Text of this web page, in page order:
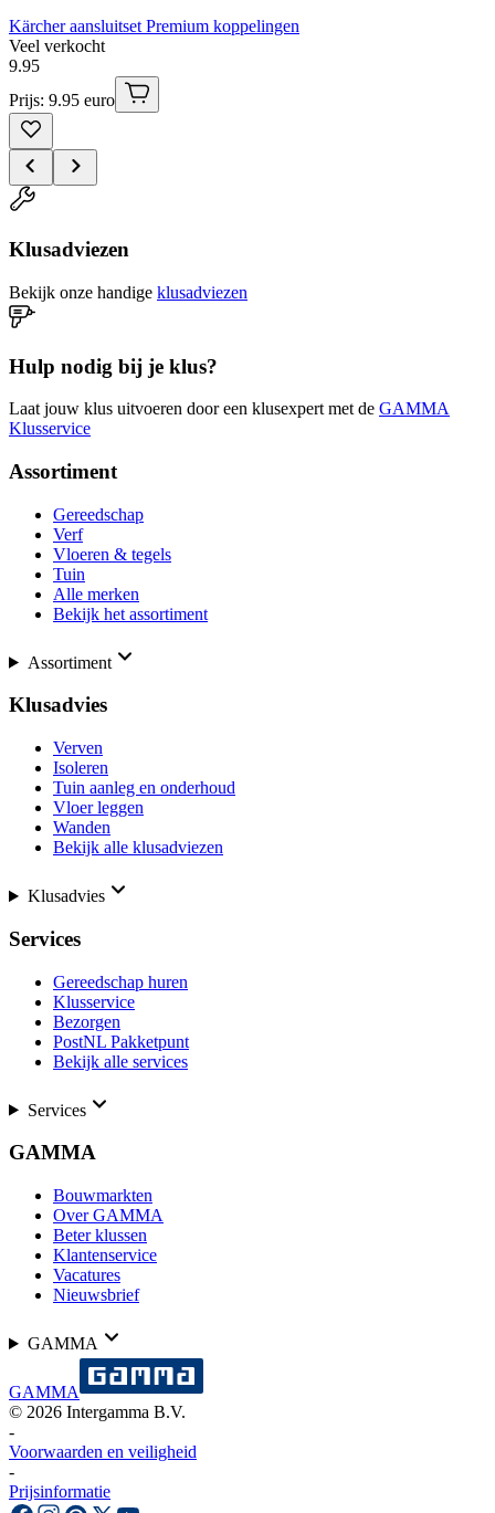
Kärcher aansluitset Premium koppelingen
Veel verkocht
9.95
Prijs: 9.95 euro
Klusadviezen
Bekijk onze handige klusadviezen
Hulp nodig bij je klus?
Laat jouw klus uitvoeren door een klusexpert met de GAMMA
Klusservice
Assortiment
Gereedschap
Verf
Vloeren & tegels
Tuin
Alle merken
Bekijk het assortiment
Assortiment
Klusadvies
Verven
Isoleren
Tuin aanleg en onderhoud
Vloer leggen
Wanden
Bekijk alle klusadviezen
Klusadvies
Services
Gereedschap huren
Klusservice
Bezorgen
PostNL Pakketpunt
Bekijk alle services
Services
GAMMA
Bouwmarkten
Over GAMMA
Beter klussen
Klantenservice
Vacatures
Nieuwsbrief
GAMMA
GAMMA
© 2026 Intergamma B.V.
-
Voorwaarden en veiligheid
-
Prijsinformatie